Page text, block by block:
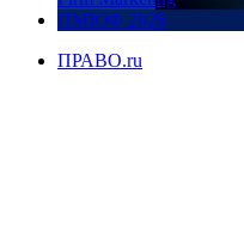
ПМЮФ 2026
ПРАВО.ru